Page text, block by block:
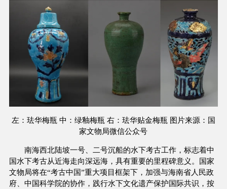
左：珐华梅瓶 中：绿釉梅瓶 右：珐华贴金梅瓶 图片来源：国
家文物局微信公众号
南海西北陆坡一号、二号沉船的水下考古工作，标志着中
国水下考古从近海走向深远海，具有重要的里程碑意义。国家
文物局将在“考古中国”重大项目框架下，加强与海南省人民政
府、中国科学院的协作，践行水下文化遗产保护国际共识，按